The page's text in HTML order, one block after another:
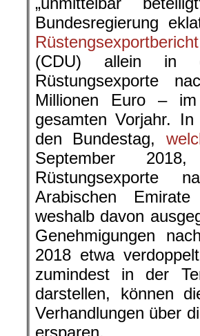
Bundesregierung
Rüstengsexportbericht
(CDU) allein in
Rüstungsexporte
Millionen Euro –
gesamten Vorjahr.
den Bundestag,
September
Rüstungsexporte
Arabischen
weshalb davon
Genehmigungen
2018 etwa
zumindest in der
darstellen, können
Verhandlungen über
ersparen.